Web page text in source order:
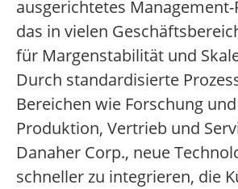
ausgerichtetes
das in vielen
für Margenstabilität und
Durch standardisierte
Bereichen wie Forschung
Produktion, Vertrieb und
Danaher Corp., neue
schneller zu integrieren, die